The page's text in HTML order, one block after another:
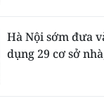
Hà Nội sớm đưa
dụng 29 cơ sở